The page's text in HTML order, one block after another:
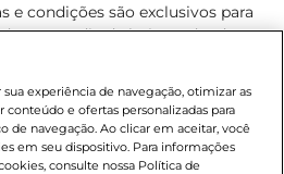
e condições são exclusivos para
o dia de hoje, podendo
notificação. Proibida a venda
II (Estatuto da Criança e do
exclusivos para o
sofrer alterações sem aviso
experiência de navegação, otimizar as
conteúdo e ofertas personalizadas para
de navegação. Ao clicar em aceitar, você
em seu dispositivo. Para informações
consulte nossa Política de